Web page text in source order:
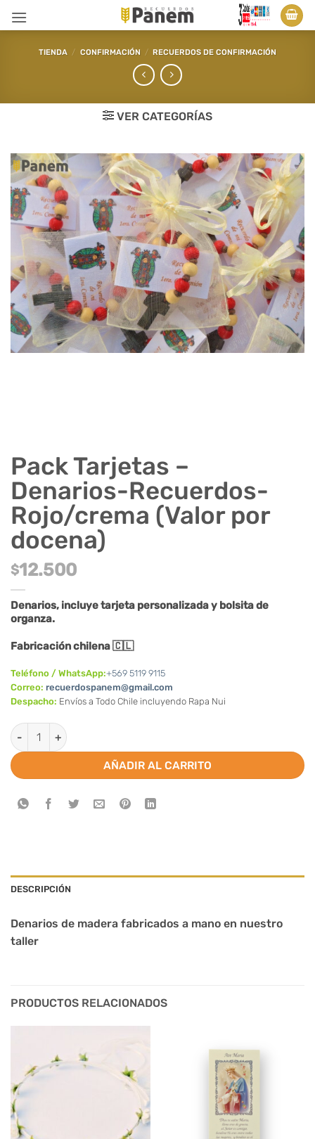
TIENDA / CONFIRMACIÓN / RECUERDOS DE CONFIRMACIÓN
VER CATEGORÍAS
Pack Tarjetas –
Denarios-Recuerdos-
Rojo/crema (Valor por
docena)
$12.500
Denarios, incluye tarjeta personalizada y bolsita de
organza.
Fabricación chilena 🇨🇱
Teléfono / WhatsApp:+569 5119 9115
Correo: recuerdospanem@gmail.com
Despacho: Envíos a Todo Chile incluyendo Rapa Nui
Pack Tarjetas – Denarios-Recuerdos-Rojo/crema (Valor por
AÑADIR AL CARRITO
DESCRIPCIÓN
Denarios de madera fabricados a mano en nuestro
taller
PRODUCTOS RELACIONADOS